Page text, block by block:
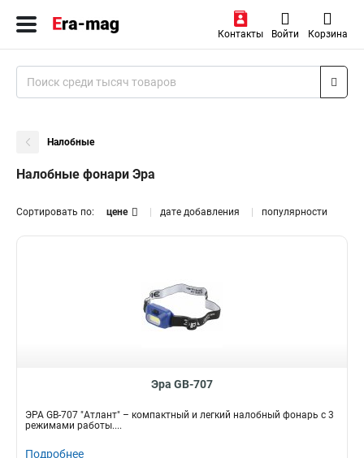
Контакты Войти Корзина
Налобные
Налобные фонари Эра
Сортировать по: цене дате добавления популярности
Эра GB-707
ЭРА GB-707 "Атлант" – компактный и легкий налобный фонарь с 3
режимами работы....
Подробнее